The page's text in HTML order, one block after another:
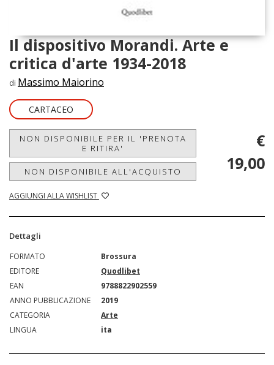
Il dispositivo Morandi. Arte e
critica d'arte 1934-2018
di Massimo Maiorino
CARTACEO
NON DISPONIBILE PER IL 'PRENOTA
E RITIRA'
NON DISPONIBILE ALL'ACQUISTO
AGGIUNGI ALLA WISHLIST
€
19,00
Dettagli
FORMATO
Brossura
EDITORE
Quodlibet
EAN
9788822902559
ANNO PUBBLICAZIONE
2019
CATEGORIA
Arte
LINGUA
ita